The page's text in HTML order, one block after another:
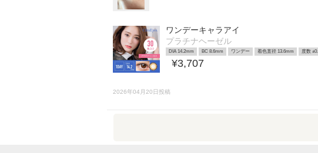
ワンデーキャラアイ
プラチナヘーゼル
DIA 14.2mm BC 8.6mm ワンデー 着色直径 13.6mm 度数
¥3,707
2026年04月20日投稿